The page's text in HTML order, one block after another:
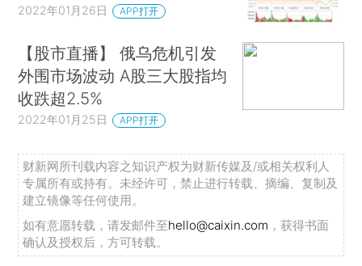
2022年01月26日 APP打开
【股市直播】 俄乌危机引发
外围市场波动 A股三大股指均
收跌超2.5%
2022年01月25日 APP打开
财新网所刊载内容之知识产权为财新传媒及/或相关权利人
专属所有或持有。未经许可，禁止进行转载、摘编、复制及
建立镜像等任何使用。
如有意愿转载，请发邮件至hello@caixin.com ，获得书面
确认及授权后，方可转载。